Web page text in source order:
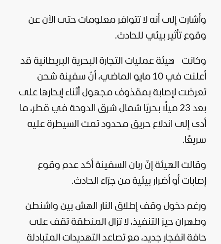
وأشارت إلى أنه لا تتوافر معلومات حتى الآن عن
وقوع تأثير بيئي للحادث.
وكانت هيئة عمليات التجارة البحرية البريطانية قد
أعلنت في 10 مايو الماضي، أنّ سفينة شحن
تعرضت لإصابة بمقذوف مجهول أثناء إبحارها على
بعد 23 ميلًا بحريًا شمال شرق الدوحة في
قطر، ما
أدى إلى اندلاع حريق محدود تمت السيطرة عليه
سريعًا.
وقالت الهيئة إنّ ربان السفينة أكد عدم وقوع
إصابات أو أضرار بيئية من جرّاء الحادث.
ورغم دخول وقف إطلاق النار الهش بين واشنطن
وطهران حيز التنفيذ، لا تزال المنطقة تقف على
حافة انفجار جديد، مع تصاعد التهديدات المتبادلة